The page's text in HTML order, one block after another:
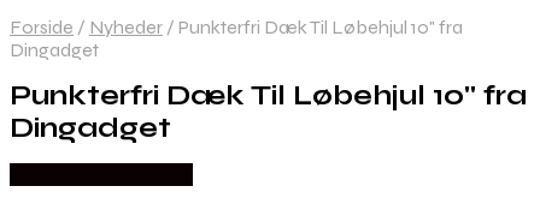
Forside / Nyheder / Punkterfri Dæk Til Løbehjul 10" fra
Dingadget
Punkterfri Dæk Til Løbehjul 10" fra
Dingadget